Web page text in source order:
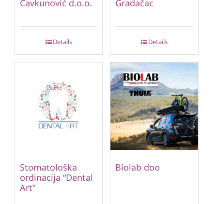
Čavkunović d.o.o.
Details
Gradačac
Details
Stomatološka
ordinacija “Dental
Art”
Biolab doo